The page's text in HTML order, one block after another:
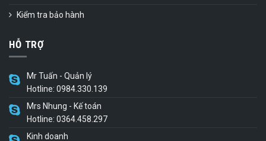
Kiểm tra bảo hành
HỖ TRỢ
Mr Tuấn - Quản lý
Hotline: 0984.330.139
Mrs Nhung - Kế toán
Hotline: 0364.458.297
Kinh doanh